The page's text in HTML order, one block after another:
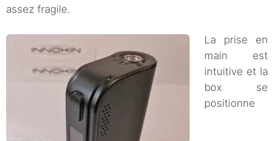
assez fragile.
La prise en
main est
intuitive et la
box se
positionne